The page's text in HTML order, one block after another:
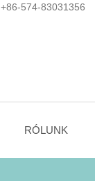
+86-574-83031356
RÓLUNK